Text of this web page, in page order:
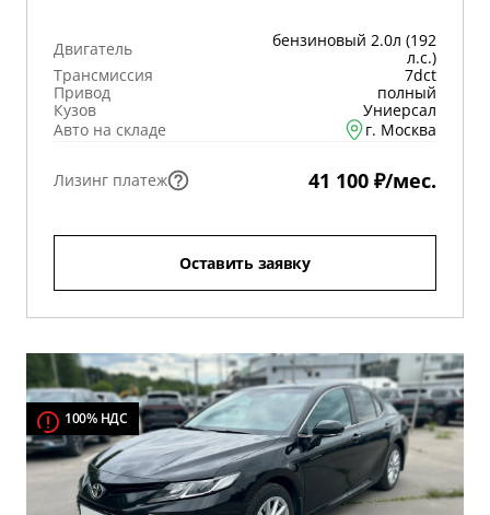
Двигатель
бензиновый 2.0л (192
л.с.)
Трансмиссия
7dct
Привод
полный
Кузов
Униерсал
Авто на складе
г. Москва
Лизинг платеж 41 100 ₽/мес.
Оставить заявку
100% НДС